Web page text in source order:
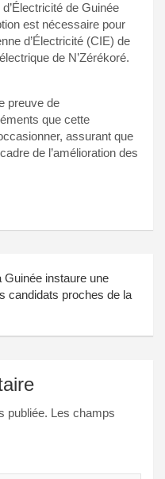
de Guinée
est nécessaire pour
d’Électricité (CIE) de
de N’Zérékoré.
preuve de
que cette
assurant que
de l’amélioration des
Guinée instaure une
candidats proches de la
publiée. Les champs